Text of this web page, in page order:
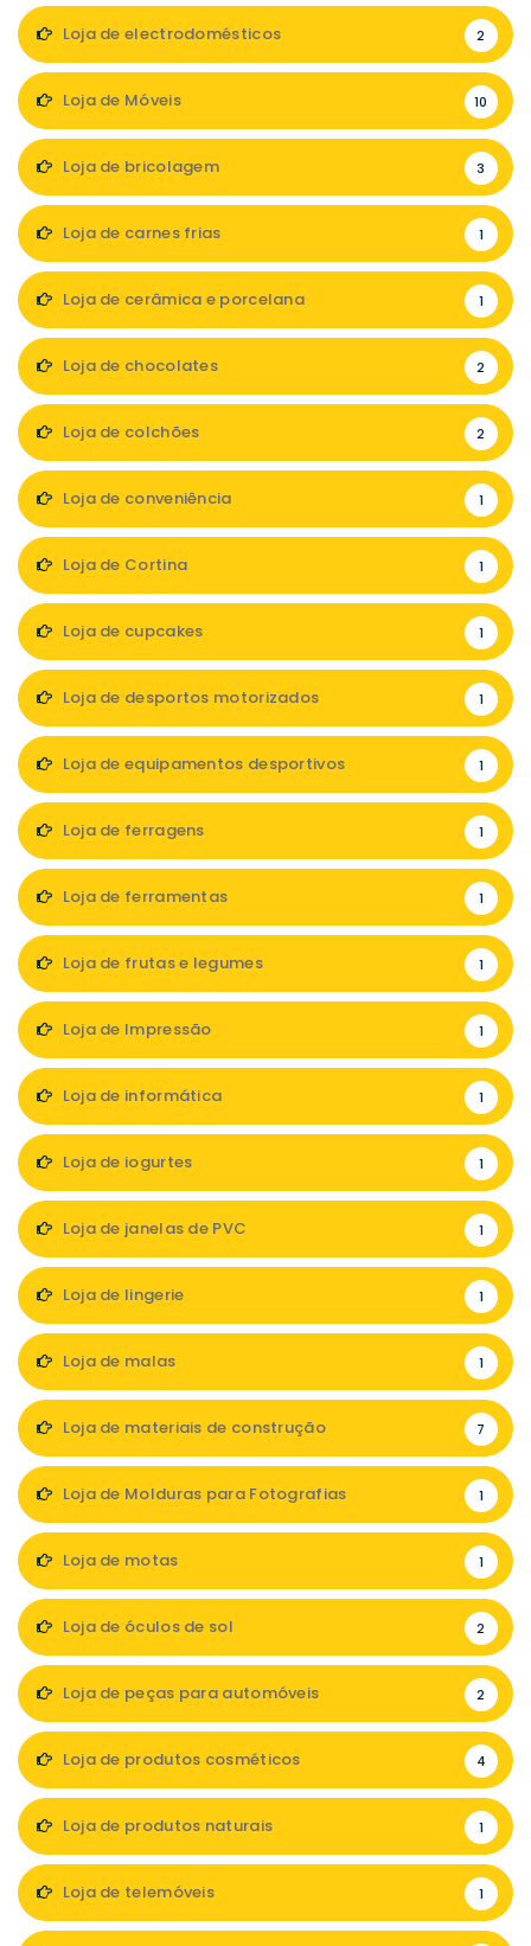
Loja de electrodomésticos 2
Loja de Móveis 10
Loja de bricolagem 3
Loja de carnes frias 1
Loja de cerâmica e porcelana 1
Loja de chocolates 2
Loja de colchões 2
Loja de conveniência 1
Loja de Cortina 1
Loja de cupcakes 1
Loja de desportos motorizados 1
Loja de equipamentos desportivos 1
Loja de ferragens 1
Loja de ferramentas 1
Loja de frutas e legumes 1
Loja de Impressão 1
Loja de informática 1
Loja de iogurtes 1
Loja de janelas de PVC 1
Loja de lingerie 1
Loja de malas 1
Loja de materiais de construção 7
Loja de Molduras para Fotografias 1
Loja de motas 1
Loja de óculos de sol 2
Loja de peças para automóveis 2
Loja de produtos cosméticos 4
Loja de produtos naturais 1
Loja de telemóveis 1